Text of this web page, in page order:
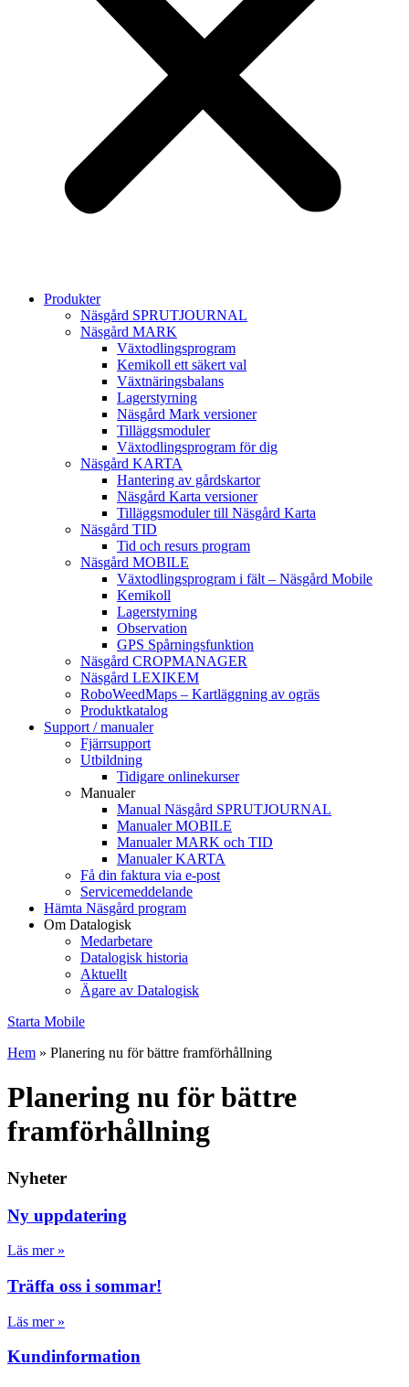
Produkter
Näsgård SPRUTJOURNAL
Näsgård MARK
Växtodlingsprogram
Kemikoll ett säkert val
Växtnäringsbalans
Lagerstyrning
Näsgård Mark versioner
Tilläggsmoduler
Växtodlingsprogram för dig
Näsgård KARTA
Hantering av gårdskartor
Näsgård Karta versioner
Tilläggsmoduler till Näsgård Karta
Näsgård TID
Tid och resurs program
Näsgård MOBILE
Växtodlingsprogram i fält – Näsgård Mobile
Kemikoll
Lagerstyrning
Observation
GPS Spårningsfunktion
Näsgård CROPMANAGER
Näsgård LEXIKEM
RoboWeedMaps – Kartläggning av ogräs
Produktkatalog
Support / manualer
Fjärrsupport
Utbildning
Tidigare onlinekurser
Manualer
Manual Näsgård SPRUTJOURNAL
Manualer MOBILE
Manualer MARK och TID
Manualer KARTA
Få din faktura via e-post
Servicemeddelande
Hämta Näsgård program
Om Datalogisk
Medarbetare
Datalogisk historia
Aktuellt
Ägare av Datalogisk
Starta Mobile
Hem » Planering nu för bättre framförhållning
Planering nu för bättre
framförhållning
Nyheter
Ny uppdatering
Läs mer »
Träffa oss i sommar!
Läs mer »
Kundinformation